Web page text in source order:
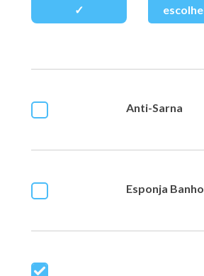
Anti-Sarna
Esponja Banho